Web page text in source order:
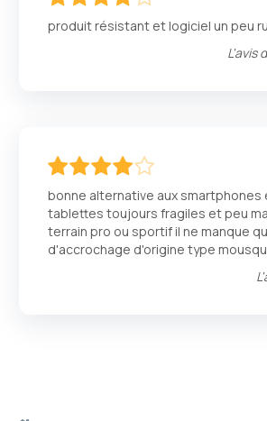
produit résistant et logiciel un peu
L'avis
bonne alternative aux smartphones
tablettes toujours fragiles et peu
terrain pro ou sportif il ne manque
d'accrochage d'origine type